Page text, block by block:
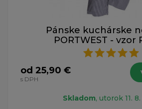
Pánske kuchárske
PORTWEST - vzor
od 25,90 €
s DPH
Skladom, utorok 11.